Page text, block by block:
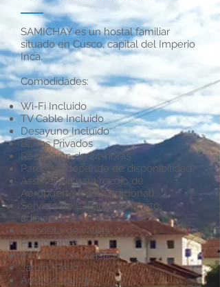
SAMICHAY es un hostal familiar
situado en Cusco, capital del Imperio
Inca.
Comodidades:
Wi-Fi Incluido
TV Cable Incluido
Desayuno Incluido
Baños Privados
Recepción de 24-horas
Parqueo (depende de disponibilidad)
Assistencia para recojo de
Aeropuerto (costo adicional)
Servicio de Lavandería (costo
adicional)
Deposito de valijas
Photocopias
Información Turística
Jardín/Patio
Área de lounge